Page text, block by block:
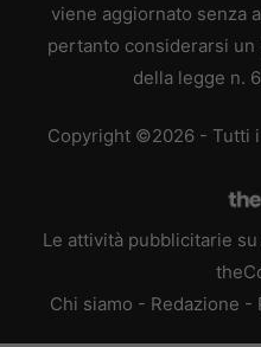
viene aggiornato senza
pertanto considerarsi
della legge n.
Copyright ©2026 - Tutti
Le attività pubblicitarie
Chi siamo - Redazione -